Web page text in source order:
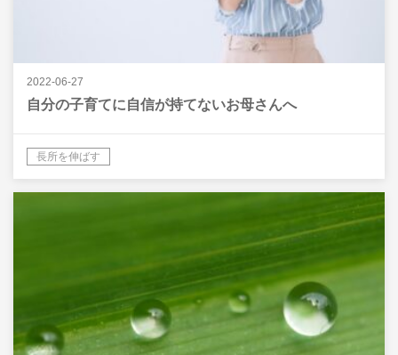
2022-06-27
自分の子育てに自信が持てないお母さんへ
長所を伸ばす